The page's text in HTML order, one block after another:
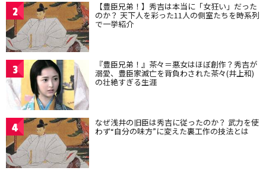
2 【豊臣兄弟！】秀吉は本当に「女狂い」だった
のか？ 天下人を彩った11人の側室たちを時系列
で一挙紹介
3 『豊臣兄弟！』茶々＝悪女はほぼ創作？秀吉が
溺愛、豊臣家滅亡を背負わされた茶々(井上和)
の壮絶すぎる生涯
4 なぜ浅井の旧臣は秀吉に従ったのか？ 武力を使
わず“自分の味方”に変えた裏工作の技法とは